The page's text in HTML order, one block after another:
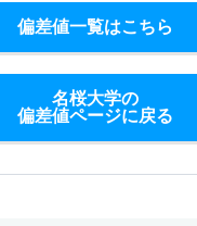
偏差値一覧はこちら
名桜大学の
偏差値ページに戻る